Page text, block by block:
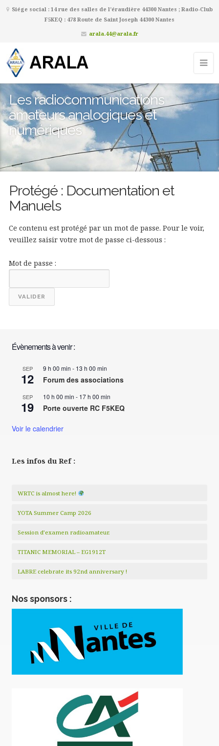
Siége social : 14 rue des salles de l’éraudière 44300 Nantes ; Radio-Club
F5KEQ : 478 Route de Saint Joseph 44300 Nantes
arala.44@arala.fr
Les radiocommunications
amateurs analogiques et
numériques
Protégé : Documentation et
Manuels
Ce contenu est protégé par un mot de passe. Pour le voir,
veuillez saisir votre mot de passe ci-dessous :
Mot de passe :
Évènements à venir :
SEP
12
9 h 00 min - 13 h 00 min
Forum des associations
SEP
19
10 h 00 min - 17 h 00 min
Porte ouverte RC F5KEQ
Voir le calendrier
Les infos du Ref :
WRTC is almost here!
YOTA Summer Camp 2026
Session d’examen radioamateur.
TITANIC MEMORIAL – EG1912T
LABRE celebrate its 92nd anniversary !
Nos sponsors :